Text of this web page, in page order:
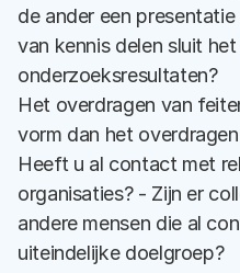
de ander een
van kennis delen sluit
onderzoeksresultaten?
Het overdragen van
vorm dan het
Heeft u al contact met
organisaties? - Zijn er
andere mensen die al
uiteindelijke doelgroep?